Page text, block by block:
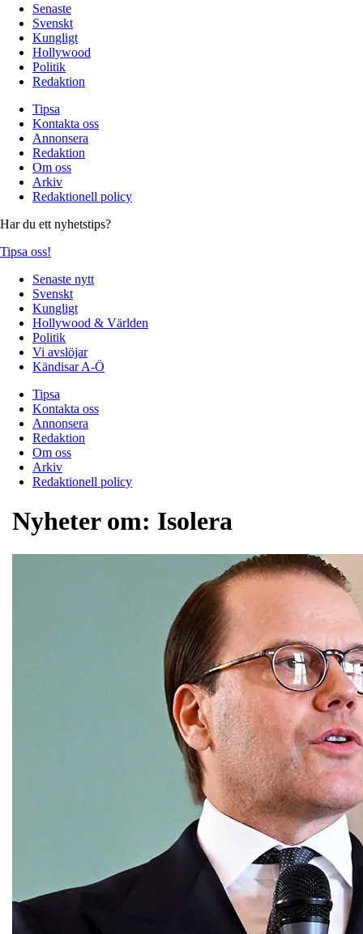
Senaste
Svenskt
Kungligt
Hollywood
Politik
Redaktion
Tipsa
Kontakta oss
Annonsera
Redaktion
Om oss
Arkiv
Redaktionell policy
Har du ett nyhetstips?
Tipsa oss!
Senaste nytt
Svenskt
Kungligt
Hollywood & Världen
Politik
Vi avslöjar
Kändisar A-Ö
Tipsa
Kontakta oss
Annonsera
Redaktion
Om oss
Arkiv
Redaktionell policy
Nyheter om: Isolera